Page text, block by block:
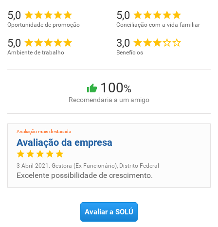
5,0
Oportunidade de promoção
5,0
Conciliação com a vida familiar
5,0
Ambiente de trabalho
3,0
Benefícios
100%
Recomendaria a um amigo
Avaliação mais destacada
Avaliação da empresa
3 Abril 2021. Gestora (Ex-Funcionário), Distrito Federal
Excelente possibilidade de crescimento.
Avaliar a SOLÚ